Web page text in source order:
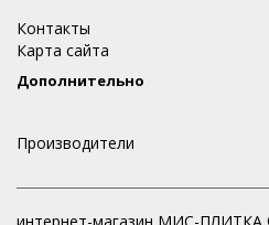
Контакты
Карта сайта
Дополнительно
Производители